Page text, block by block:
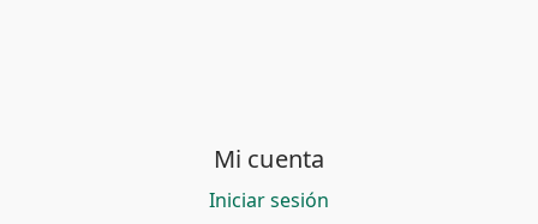
Mi cuenta
Iniciar sesión